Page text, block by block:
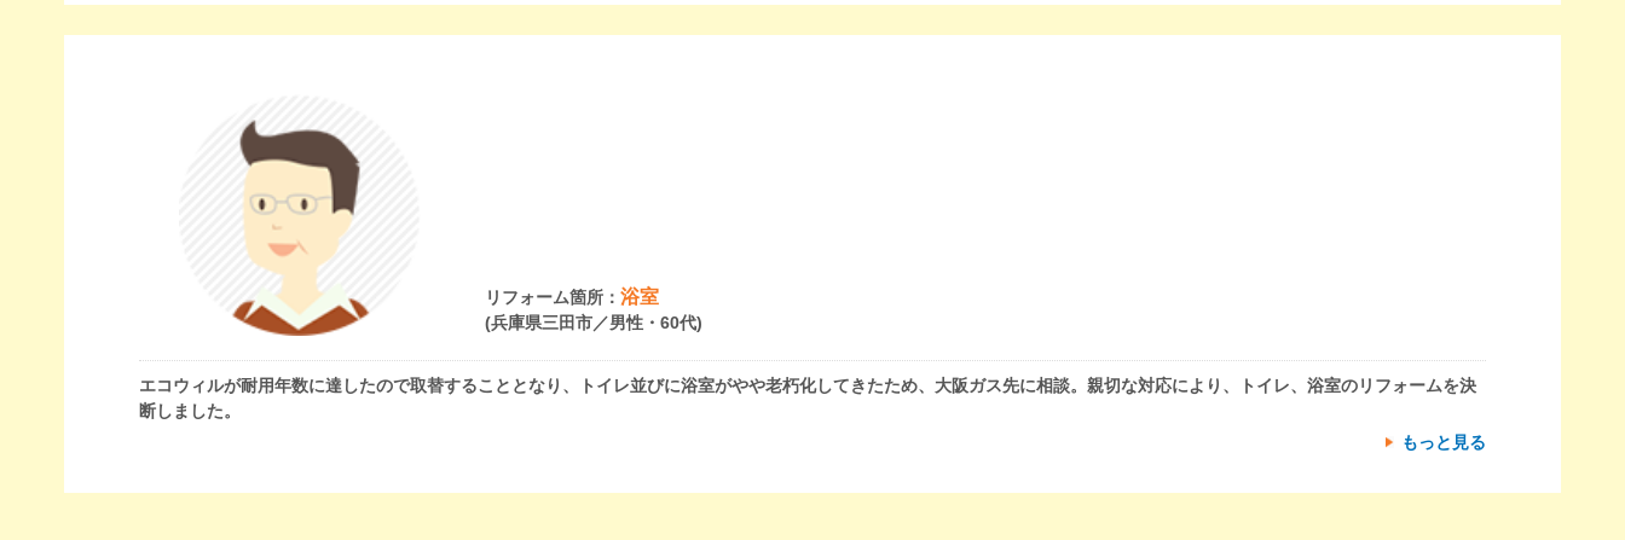
リフォーム箇所：浴室
(兵庫県三田市／男性・60代)
エコウィルが耐用年数に達したので取替することとなり、トイレ並びに浴室がやや老朽化してきたため、大阪ガス先に相談。親切な対応により、トイレ、浴室のリフォームを決
断しました。
もっと見る